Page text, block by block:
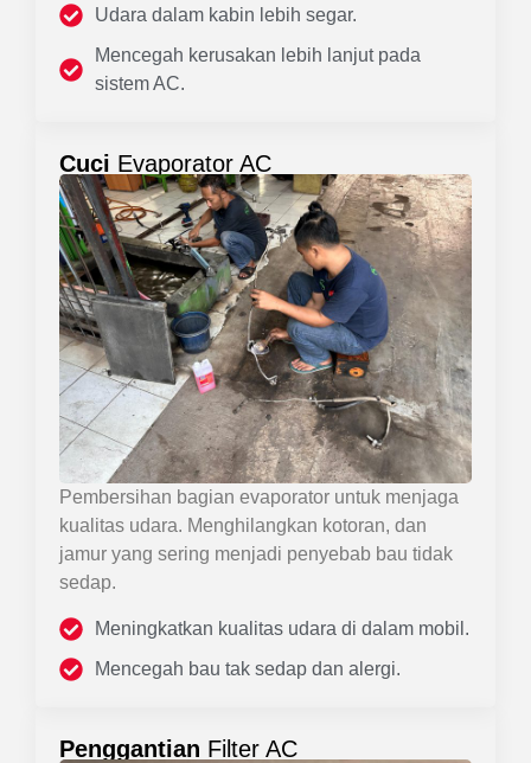
Udara dalam kabin lebih segar.
Mencegah kerusakan lebih lanjut pada
sistem AC.
Cuci Evaporator AC
Pembersihan bagian evaporator untuk menjaga
kualitas udara. Menghilangkan kotoran, dan
jamur yang sering menjadi penyebab bau tidak
sedap.
Meningkatkan kualitas udara di dalam mobil.
Mencegah bau tak sedap dan alergi.
Penggantian Filter AC